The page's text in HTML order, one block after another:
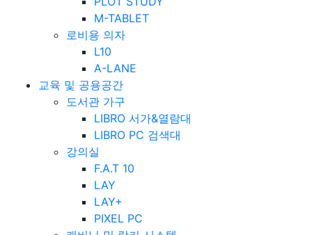
M-TABLET
로비용 의자
L10
A-LANE
교육 및 공용공간
도서관 가구
LIBRO 서가&열람대
LIBRO PC 검색대
강의실
F.A.T 10
LAY
LAY+
PIXEL PC